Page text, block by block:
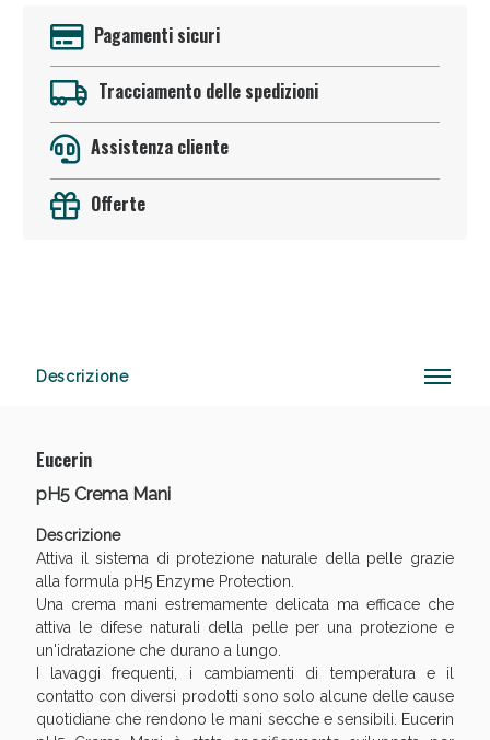
Pagamenti sicuri
Tracciamento delle spedizioni
Assistenza cliente
Offerte
Descrizione
Eucerin
pH5 Crema Mani
Descrizione
Attiva il sistema di protezione naturale della pelle grazie
alla formula pH5 Enzyme Protection.
Una crema mani estremamente delicata ma efficace che
attiva le difese naturali della pelle per una protezione e
un'idratazione che durano a lungo.
I lavaggi frequenti, i cambiamenti di temperatura e il
contatto con diversi prodotti sono solo alcune delle cause
quotidiane che rendono le mani secche e sensibili. Eucerin
Anticellulite e Fanghi: Sconto fino al 40% valido
oggi!